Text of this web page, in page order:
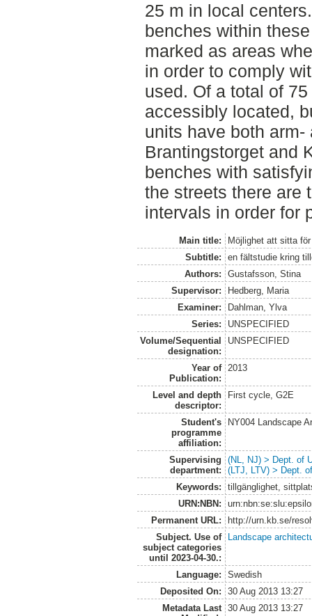
25 m in local
benches within
marked as areas
in order to comply
used. Of a total of
accessibly located,
units have both
Brantingstorget and
benches with
the streets there are
intervals in order for
Main title:
Möjlighet att sitta
Subtitle:
en fältstudie kring
Authors:
Gustafsson, Stina
Supervisor:
Hedberg, Maria
Examiner:
Dahlman, Ylva
Series:
UNSPECIFIED
Volume/Sequential
designation:
UNSPECIFIED
Year of
Publication:
2013
Level and depth
descriptor:
First cycle, G2E
Student's
programme
affiliation:
NY004 Landscape
Supervising
department:
(NL, NJ) > Dept. of
(LTJ, LTV) > Dept.
Keywords:
tillgänglighet,
URN:NBN:
Permanent URL:
http://urn.kb.se/
Subject. Use of
subject categories
until 2023-04-30.:
Landscape
Language:
Swedish
Deposited On:
30 Aug 2013 13:27
Metadata Last
30 Aug 2013 13:27